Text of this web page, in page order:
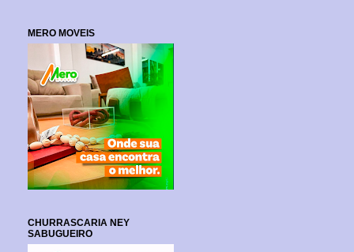
MERO MOVEIS
CHURRASCARIA NEY
SABUGUEIRO